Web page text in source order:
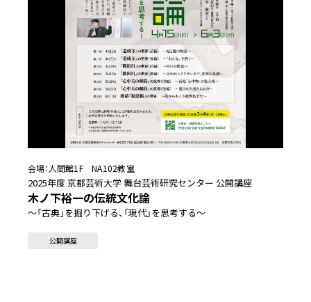
会場： 人間館1F NA102教室
2025年度 京都芸術大学 舞台芸術研究センター 公開講座
木ノ下裕一の伝統文化論
～「古典」を掘り下げる、「現代」を思考する～
公開講座